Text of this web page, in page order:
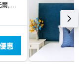
2 Mitchell Ln, 布里斯托爾, 英國
惠